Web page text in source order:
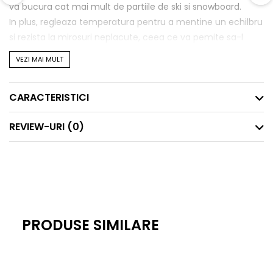
va bucura cat mai mult de partiile de ski si snowboard.
In plus, regleaza temperatura pentru a mentine un echilbru
si rezista la mirosuri neplacute, ceea ce va pemite sa-l
folositi ori de cate ori este nevoie.
Caracteristici:
-Regleaza temperatura
VEZI MAI MULT
CARACTERISTICI
REVIEW-URI (0)
PRODUSE SIMILARE